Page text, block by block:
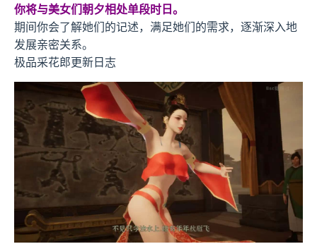
你将与美女们朝夕相处单段时日。
期间你会了解她们的记述，满足她们的需求，逐渐深入地
发展亲密关系。
极品采花郎更新日志